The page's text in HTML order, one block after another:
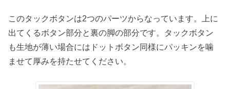
このタックボタンは2つのパーツからなっています。上に
出てくるボタン部分と裏の脚の部分です。タックボタン
も生地が薄い場合にはドットボタン同様にパッキンを噛
ませて厚みを持たせてください。